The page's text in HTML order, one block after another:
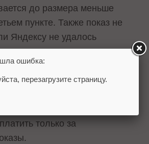
до размера меньше
пункте. Также показ не
Яндексу не удалось
плеера на площадке
только за
ошибка:
перезагрузите страницу.